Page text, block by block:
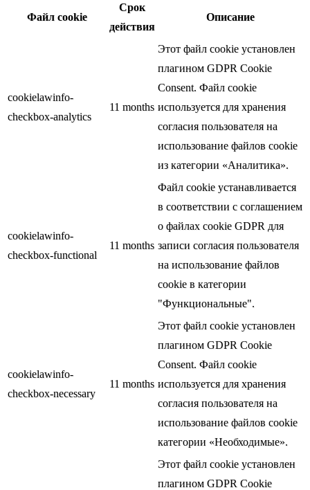
Файл cookie
Срок
действия
Описание
cookielawinfo-
checkbox-analytics
11 months
Этот файл cookie установлен
плагином GDPR Cookie
Consent. Файл cookie
используется для хранения
согласия пользователя на
использование файлов cookie
из категории «Аналитика».
cookielawinfo-
checkbox-functional
11 months
Файл cookie устанавливается
в соответствии с соглашением
о файлах cookie GDPR для
записи согласия пользователя
на использование файлов
cookie в категории
"Функциональные".
cookielawinfo-
checkbox-necessary
11 months
Этот файл cookie установлен
плагином GDPR Cookie
Consent. Файл cookie
используется для хранения
согласия пользователя на
использование файлов cookie
категории «Необходимые».
Этот файл cookie установлен
плагином GDPR Cookie